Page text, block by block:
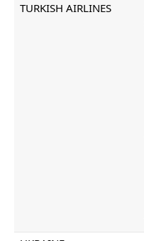
TURKISH AIRLINES